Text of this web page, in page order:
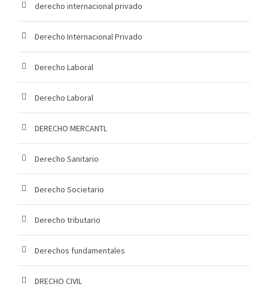
derecho internacional privado
Derecho Internacional Privado
Derecho Laboral
Derecho Laboral
DERECHO MERCANTL
Derecho Sanitario
Derecho Societario
Derecho tributario
Derechos fundamentales
DRECHO CIVIL